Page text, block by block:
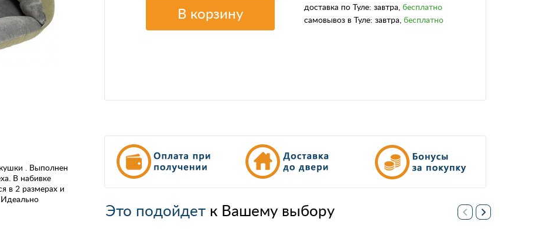
доставка по Туле: завтра, бесплатно
самовывоз в Туле: завтра, бесплатно
В корзину
. Выполнен
В набивке
в 2 размерах и
Это подойдетк Вашему выбору